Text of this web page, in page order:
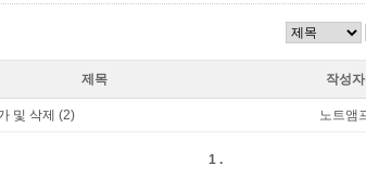
제목 작성자
및 삭제 (2) 노트앰
1 .